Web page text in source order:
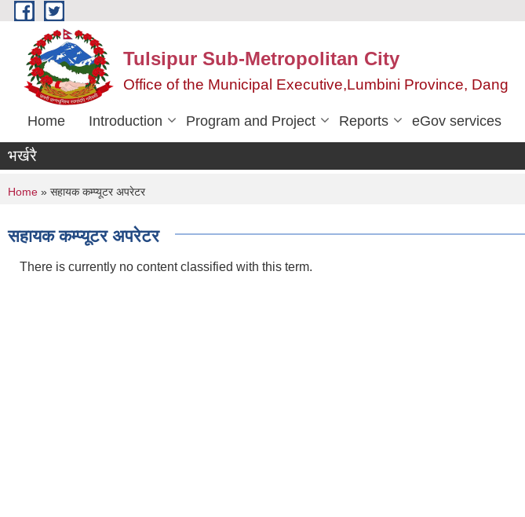
Skip to main content
Tulsipur Sub-Metropolitan City
Office of the Municipal Executive,Lumbini Province, Dang
Home Introduction Program and Project Reports eGov services
भर्खरै
You are here
Home » सहायक कम्प्यूटर अपरेटर
सहायक कम्प्यूटर अपरेटर
There is currently no content classified with this term.